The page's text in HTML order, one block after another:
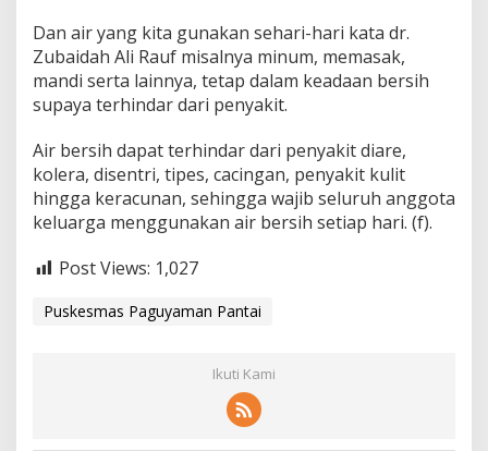
Dan air yang kita gunakan sehari-hari kata dr.
Zubaidah Ali Rauf misalnya minum, memasak,
mandi serta lainnya, tetap dalam keadaan bersih
supaya terhindar dari penyakit.
Air bersih dapat terhindar dari penyakit diare,
kolera, disentri, tipes, cacingan, penyakit kulit
hingga keracunan, sehingga wajib seluruh anggota
keluarga menggunakan air bersih setiap hari. (f).
Post Views: 1,027
Puskesmas Paguyaman Pantai
Ikuti Kami